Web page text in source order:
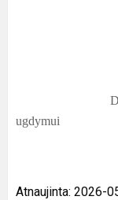
ugdymui
Atnaujinta: 2026-